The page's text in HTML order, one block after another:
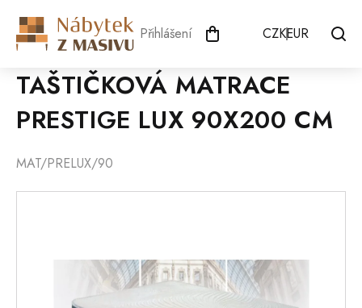
obsah
Přihlášení CZKEUR
TAŠTIČKOVÁ MATRACE
PRESTIGE LUX 90X200 CM
MAT/PRELUX/90